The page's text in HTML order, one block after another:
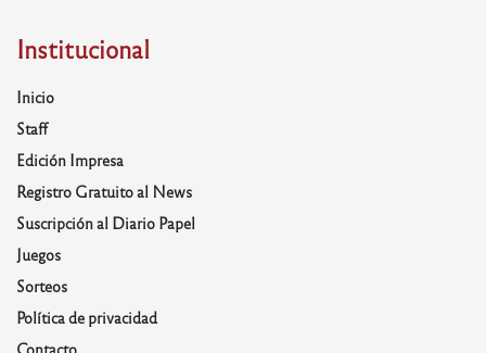
Institucional
Inicio
Staff
Edición Impresa
Registro Gratuito al News
Suscripción al Diario Papel
Juegos
Sorteos
Política de privacidad
Contacto